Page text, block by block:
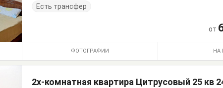
Есть трансфер
от
ФОТОГРАФИИ НА
2х-комнатная квартира Цитрусовый 25 кв